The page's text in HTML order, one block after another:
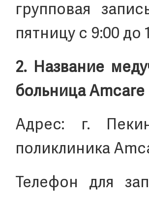
групповая
пятницу с 9:00 до
2. Название
больница Amcare
Адрес: г.
поликлиника
Телефон для